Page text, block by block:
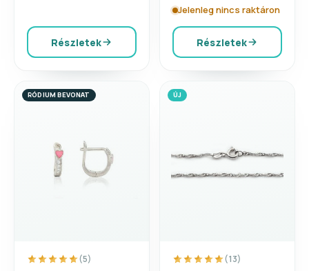
Részletek
Jelenleg nincs raktáron
Részletek
RÓDIUM BEVONAT
(5)
ÚJ
(13)